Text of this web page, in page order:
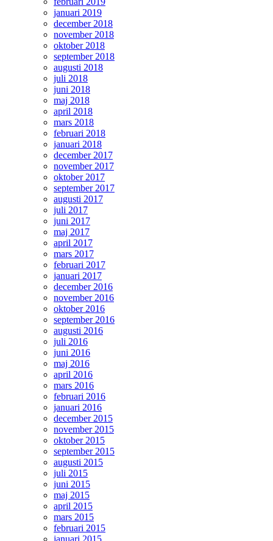
januari 2019
december 2018
november 2018
oktober 2018
september 2018
augusti 2018
juli 2018
juni 2018
maj 2018
april 2018
mars 2018
februari 2018
januari 2018
december 2017
november 2017
oktober 2017
september 2017
augusti 2017
juli 2017
juni 2017
maj 2017
april 2017
mars 2017
februari 2017
januari 2017
december 2016
november 2016
oktober 2016
september 2016
augusti 2016
juli 2016
juni 2016
maj 2016
april 2016
mars 2016
februari 2016
januari 2016
december 2015
november 2015
oktober 2015
september 2015
augusti 2015
juli 2015
juni 2015
maj 2015
april 2015
mars 2015
februari 2015
januari 2015